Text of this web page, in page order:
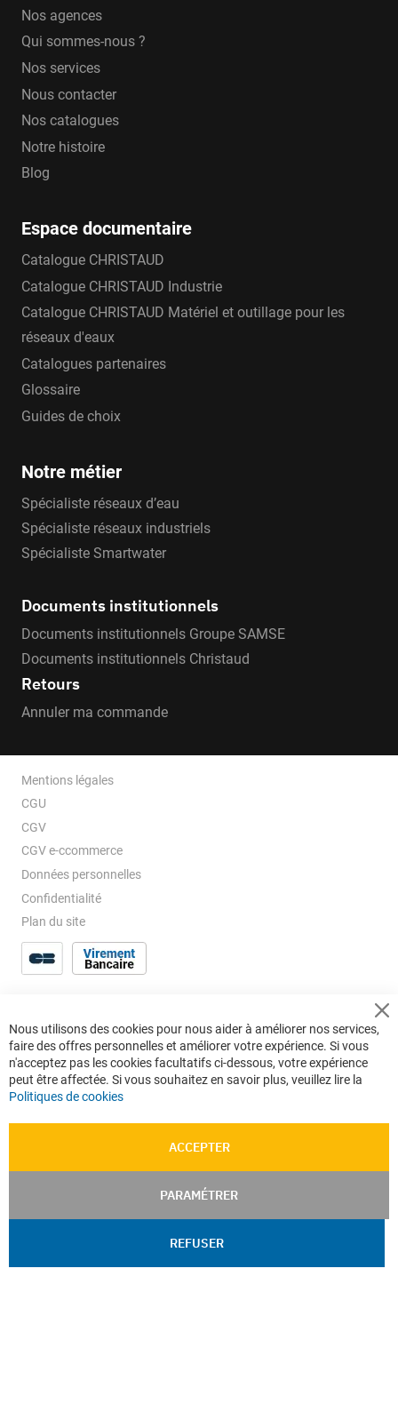
Nos agences
Qui sommes-nous ?
Nos services
Nous contacter
Nos catalogues
Notre histoire
Blog
Espace documentaire
Catalogue CHRISTAUD
Catalogue CHRISTAUD Industrie
Catalogue CHRISTAUD Matériel et outillage pour les
réseaux d'eaux
Catalogues partenaires
Glossaire
Guides de choix
Notre métier
Spécialiste réseaux d’eau
Spécialiste réseaux industriels
Spécialiste Smartwater
Documents institutionnels
Documents institutionnels Groupe SAMSE
Documents institutionnels Christaud
Retours
Annuler ma commande
Mentions légales
CGU
CGV
CGV e-ccommerce
Données personnelles
Confidentialité
Plan du site
Nous utilisons des cookies pour nous aider à améliorer nos services,
faire des offres personnelles et améliorer votre expérience. Si vous
n'acceptez pas les cookies facultatifs ci-dessous, votre expérience
peut être affectée. Si vous souhaitez en savoir plus, veuillez lire la
Politiques de cookies
ACCEPTER
PARAMÉTRER
REFUSER